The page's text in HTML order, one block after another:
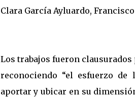
Clara García Ayluardo,
Los trabajos fueron
reconociendo “el esfuerzo
aportar y ubicar en su